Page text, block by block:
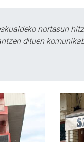
nortasun
dituen